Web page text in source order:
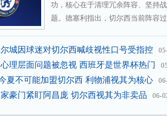
功，核心在于清理冗余阵容、坚持
题。德塞利指出，切尔西当前阵容
城因球迷对切尔西喊歧视性口号受指控
理层面问题被忽视 西班牙是世界杯热门
夏不可能加盟切尔西 利物浦视其为核心
豪门紧盯阿昌庞 切尔西视其为非卖品 06-